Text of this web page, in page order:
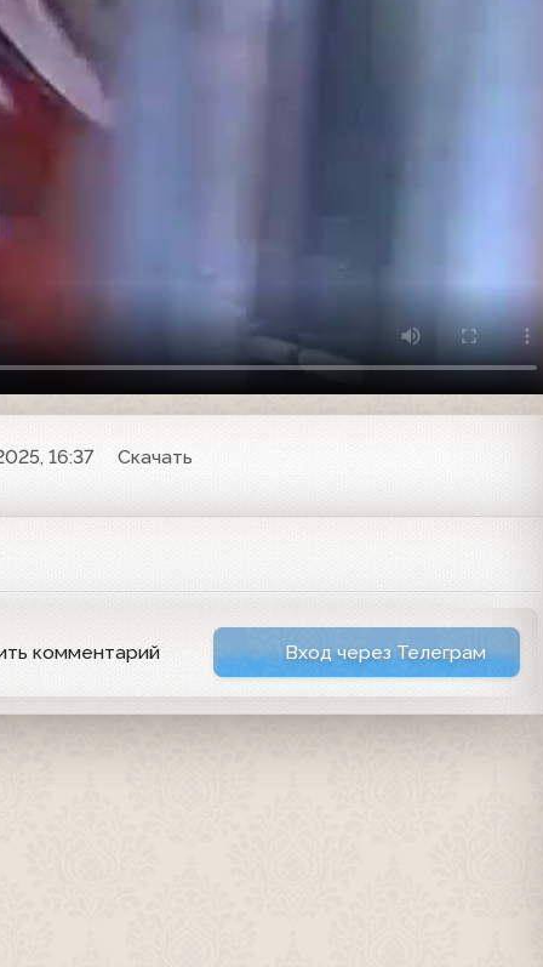
16:37
Скачать
комментарий Вход через Телеграм